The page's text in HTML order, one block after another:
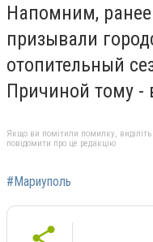
Напомним,
призывали
отопительный
Причиной тому -
Якщо ви помітили помилку, виділіть
повідомити про це редакцію
#Мариуполь